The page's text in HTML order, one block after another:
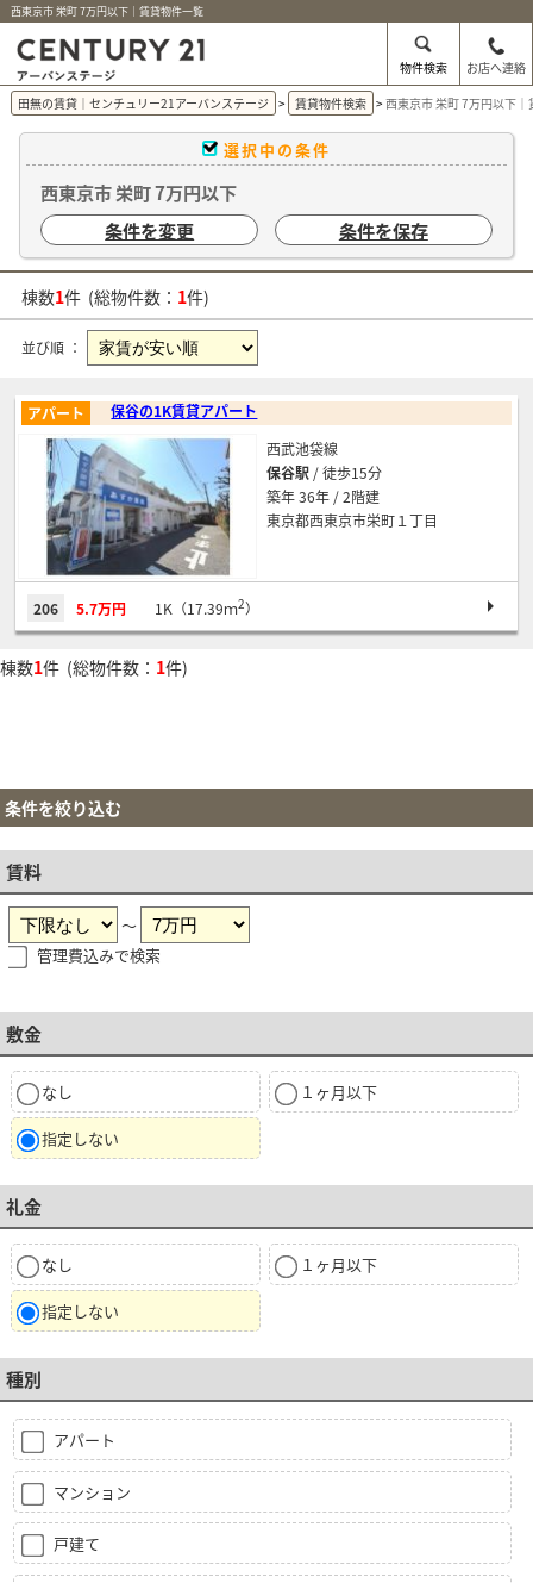
西東京市 栄町 7万円以下｜賃貸物件一覧
物件検索
お店へ連絡
田無の賃貸｜センチュリー21アーバンステージ
賃貸物件検索 西東京市 栄町 7万円以下｜
選択中の条件
西東京市 栄町 7万円以下
条件を変更
条件を保存
棟数1件 (総物件数： 1件)
並び順 ：
保谷の1K賃貸アパート
アパート
西武池袋線
保谷駅 / 徒歩15分
築年 36年 / 2階建
東京都西東京市栄町１丁目
206 5.7万円 1K（17.39ｍ2）
棟数1件 (総物件数： 1件)
条件を絞り込む
賃料
～
管理費込みで検索
敷金
なし １ヶ月以下
指定しない
礼金
なし １ヶ月以下
指定しない
種別
アパート
マンション
戸建て